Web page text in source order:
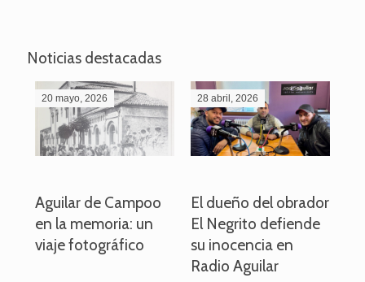
Noticias destacadas
20 mayo, 2026
Aguilar de Campoo
en la memoria: un
viaje fotográfico
28 abril, 2026
El dueño del obrador
El Negrito defiende
su inocencia en
Radio Aguilar